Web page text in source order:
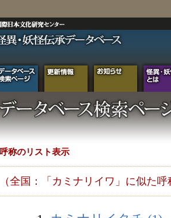
呼称のリスト表示
（全国：「カミナリイワ」に似た呼